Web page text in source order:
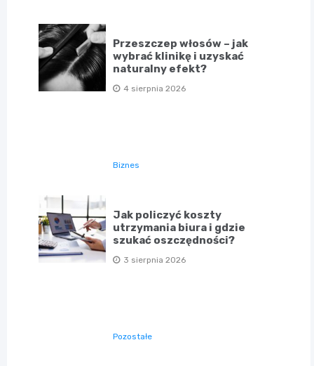
Przeszczep włosów – jak
wybrać klinikę i uzyskać
naturalny efekt?
4 sierpnia 2026
Biznes
Jak policzyć koszty
utrzymania biura i gdzie
szukać oszczędności?
3 sierpnia 2026
Pozostałe